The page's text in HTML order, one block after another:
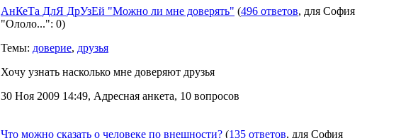
АнКеТа ДлЯ ДрУзЕй "Можно ли мне доверять" (496 ответов, для София
"Ололо...": 0)
Темы: доверие, друзья
Хочу узнать насколько мне доверяют друзья
30 Ноя 2009 14:49, Адресная анкета, 10 вопросов
Что можно сказать о человеке по внешности? (135 ответов, для София